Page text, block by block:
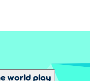
world play